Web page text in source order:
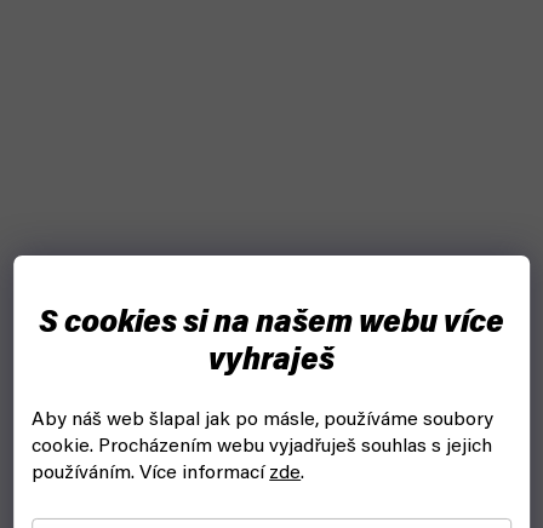
S cookies si na našem webu více
vyhraješ
Aby náš web šlapal jak po másle, používáme soubory
cookie. Procházením webu vyjadřuješ souhlas s jejich
používáním. Více informací zde.